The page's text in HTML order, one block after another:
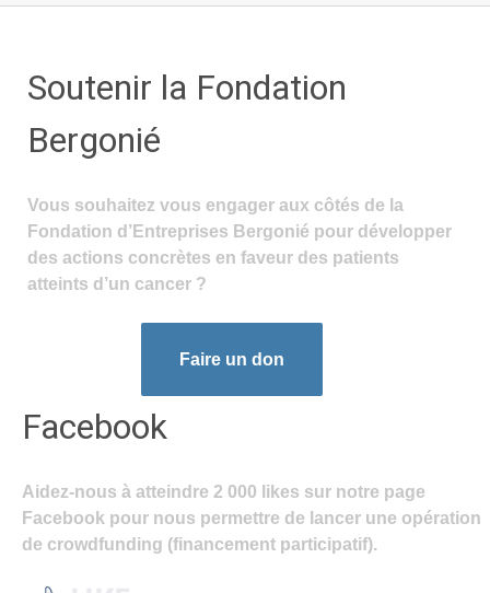
Soutenir la Fondation
Bergonié
Vous souhaitez vous engager aux côtés de la
Fondation d’Entreprises Bergonié pour développer
des actions concrètes en faveur des patients
atteints d’un cancer ?
Faire un don
Facebook
Aidez-nous à atteindre 2 000 likes sur notre page
Facebook pour nous permettre de lancer une opération
de crowdfunding (financement participatif).